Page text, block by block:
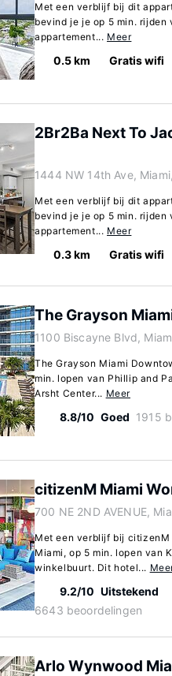
Met een verblijf bij dit
bevind je je op 5 min. rijden
appartement... Meer
0.5 km Gratis wifi
2Br2Ba Next To
1444 NW 14th Ave,
Met een verblijf bij dit
bevind je je op 5 min. rijden
appartement... Meer
0.3 km Gratis wifi
The Grayson
1100 Biscayne Blvd,
The Grayson Miami
min. lopen van Phillip and
Arsht Center... Meer
8.8/10 Goed 1915
citizenM Miami
700 NE 2ND AVENUE,
Met een verblijf bij
Miami, op 5 min. lopen van
winkelbuurt. Dit hotel...
9.2/10 Uitstekend
6643 beoordelingen
Arlo Wynwood